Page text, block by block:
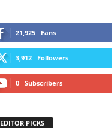
21,925 Fans
3,912 Followers
0 Subscribers
EDITOR PICKS